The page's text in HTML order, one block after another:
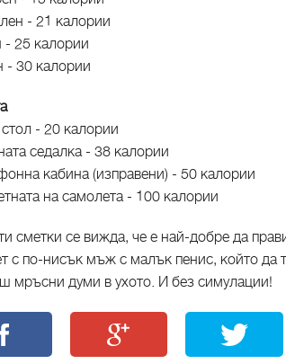
- 21 калории
- 25 калории
- 30 калории
- 20 калории
седалка - 38 калории
кабина (изправени) - 50 калории
на самолета - 100 калории
сметки се вижда, че е най-добре да
с по-нисък мъж с малък пенис, който да
мръсни думи в ухото. И без симулации!